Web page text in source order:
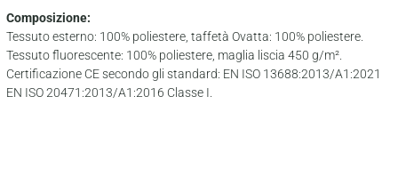
Composizione:
Tessuto esterno: 100% poliestere, taffetà Ovatta: 100% poliestere.
Tessuto fluorescente: 100% poliestere, maglia liscia 450 g/m².
Certificazione CE secondo gli standard: EN ISO 13688:2013/A1:2021
EN ISO 20471:2013/A1:2016 Classe I.